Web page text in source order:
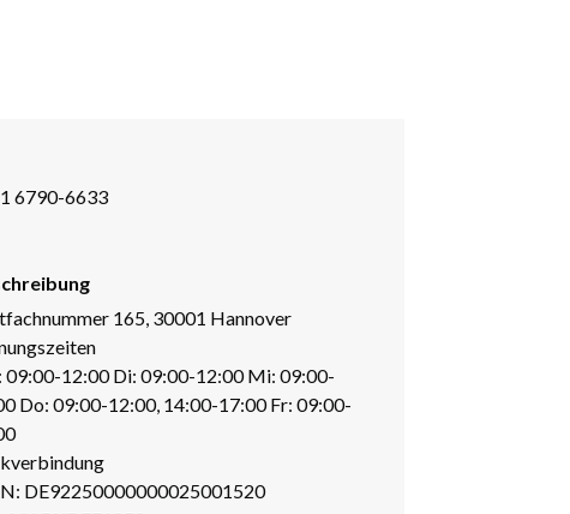
6790-6633
165, 30001 Hannover
09:00-12:00 Di: 09:00-12:00 Mi: 09:00-
Do: 09:00-12:00, 14:00-17:00 Fr: 09:00-
DE92250000000025001520